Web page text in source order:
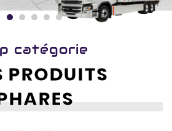
catégorie
PRODUITS